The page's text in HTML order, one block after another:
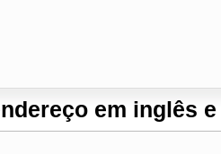
em inglês